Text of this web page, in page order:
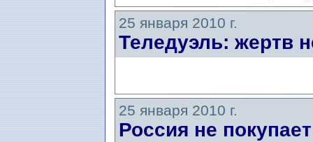
25 января 2010 г.
Теледуэль: жертв
25 января 2010 г.
Россия не